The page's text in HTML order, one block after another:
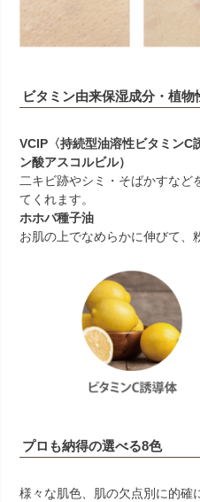
ビタミン由来保湿成分・植
VCIP〈持続型油溶性ビタミンC
ン酸アスコルビル）
二キビ跡やシミ・そばかすなど
てくれます。
ホホバ種子油
お肌の上でなめらかに伸びて、
プロも納得の選べる8色
様々な肌色、肌の欠点別に的確